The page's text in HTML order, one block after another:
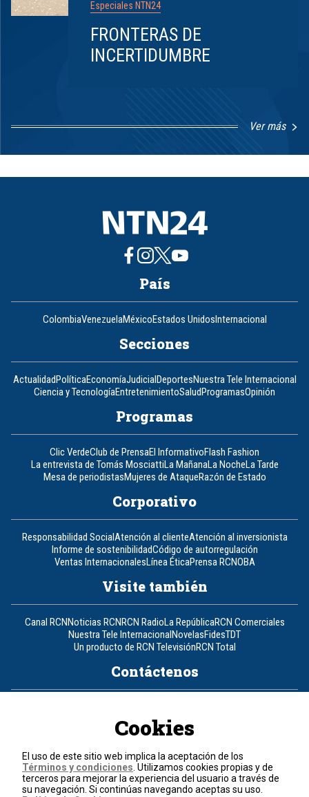
Especiales NTN24
FRONTERAS DE
INCERTIDUMBRE
Ver más
1
8
País
ColombiaVenezuelaMéxicoEstados UnidosInternacional
Secciones
ActualidadPolíticaEconomíaJudicialDeportesNuestra Tele Internacional
Ciencia y TecnologíaEntretenimientoSaludProgramasOpinión
Programas
Clic VerdeClub de PrensaEl InformativoFlash Fashion
La entrevista de Tomás MosciattiLa MañanaLa NocheLa Tarde
Mesa de periodistasMujeres de AtaqueRazón de Estado
Corporativo
Responsabilidad SocialAtención al clienteAtención al inversionista
Informe de sostenibilidadCódigo de autorregulación
Ventas InternacionalesLínea ÉticaPrensa RCNOBA
Visite también
Canal RCNNoticias RCNRCN RadioLa RepúblicaRCN Comerciales
Nuestra Tele InternacionalNovelasFidesTDT
Un producto de RCN TelevisiónRCN Total
Contáctenos
Política de cookies
Términos y condiciones
© 2026, RCN Medios.
Cookies
El uso de este sitio web implica la aceptación de los
Términos y condiciones . Utilizamos cookies propias y de
terceros para mejorar la experiencia del usuario a través de
su navegación. Si continúas navegando aceptas su uso.